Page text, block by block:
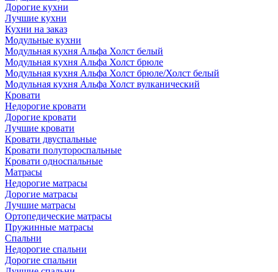
Дорогие кухни
Лучшие кухни
Кухни на заказ
Модульные кухни
Модульная кухня Альфа Холст белый
Модульная кухня Альфа Холст брюле
Модульная кухня Альфа Холст брюле/Холст белый
Модульная кухня Альфа Холст вулканический
Кровати
Недорогие кровати
Дорогие кровати
Лучшие кровати
Кровати двуспальные
Кровати полутороспальные
Кровати односпальные
Матрасы
Недорогие матрасы
Дорогие матрасы
Лучшие матрасы
Ортопедические матрасы
Пружинные матрасы
Cпальни
Недорогие спальни
Дорогие спальни